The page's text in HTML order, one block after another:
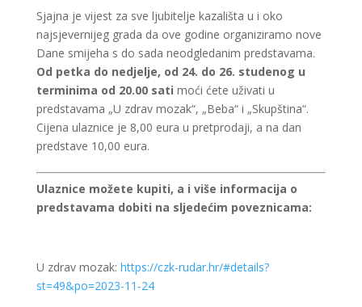
Sjajna je vijest za sve ljubitelje kazališta u i oko
najsjevernijeg grada da ove godine organiziramo nove
Dane smijeha s do sada neodgledanim predstavama.
Od petka do nedjelje, od 24. do 26. studenog u
terminima od 20.00 sati moći ćete uživati u
predstavama „U zdrav mozak“, „Beba“ i „Skupština“.
Cijena ulaznice je 8,00 eura u pretprodaji, a na dan
predstave 10,00 eura.
Ulaznice možete kupiti, a i više informacija o
predstavama dobiti na sljedećim poveznicama:
U zdrav mozak: https://czk-rudar.hr/#details?
st=49&po=2023-11-24